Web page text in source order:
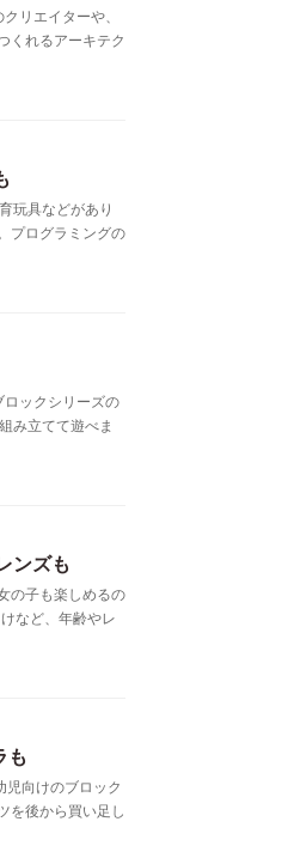
リエイターや、
くれるアーキテク
玩具などがあり
プログラミングの
ックシリーズの
み立てて遊べま
ンズも
の子も楽しめるの
など、年齢やレ
も
児向けのブロック
を後から買い足し